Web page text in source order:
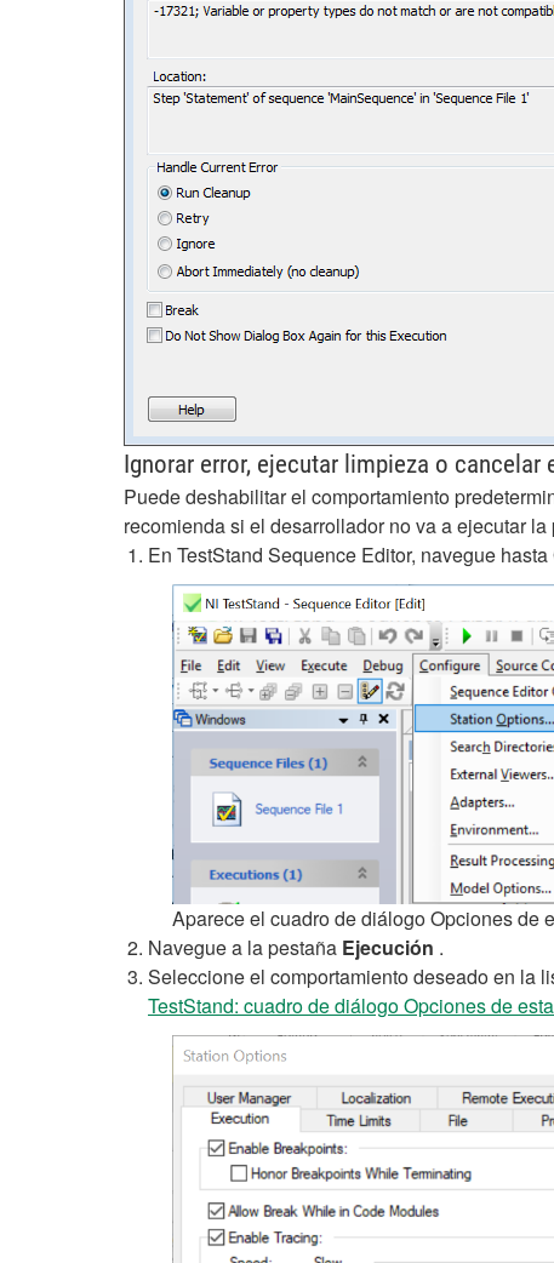
Ignorar error, ejecutar limpieza o cancelar
Puede deshabilitar el comportamiento
recomienda si el desarrollador no va a ejecutar la
En TestStand Sequence Editor, navegue hasta
Aparece el cuadro de diálogo Opciones de
Navegue a la pestaña Ejecución .
Seleccione el comportamiento deseado en la
TestStand: cuadro de diálogo Opciones de